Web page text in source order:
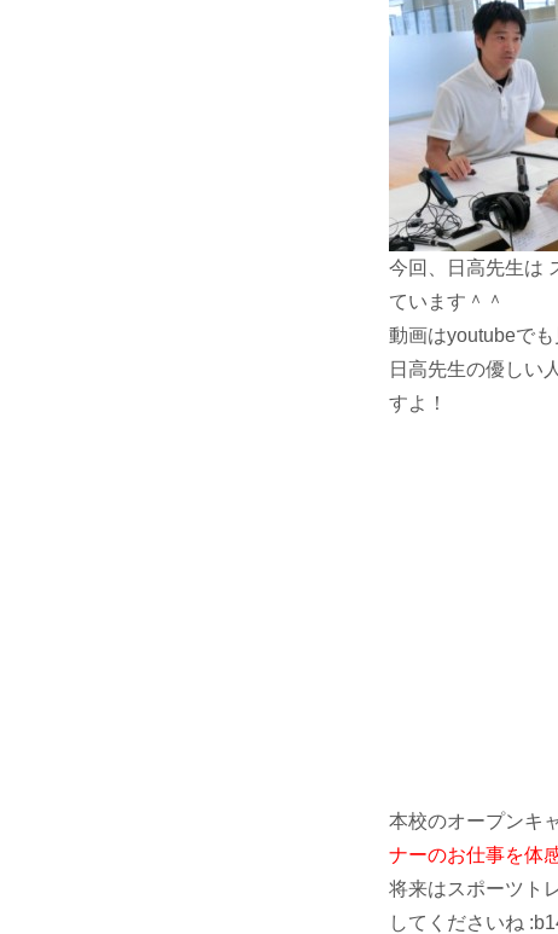
今回、日高先生は
ています＾＾
動画はyoutubeで
日高先生の優しい
すよ！
本校のオープンキ
ナーのお仕事を体
将来はスポーツト
してくださいね